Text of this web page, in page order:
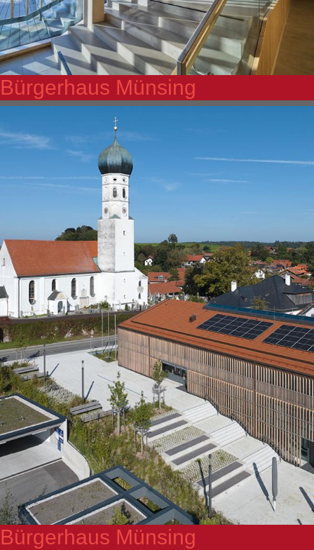
Bürgerhaus Münsing
Bürgerhaus Münsing